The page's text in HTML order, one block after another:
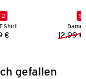
2
Shirt
€ 12,99 €
gefallen